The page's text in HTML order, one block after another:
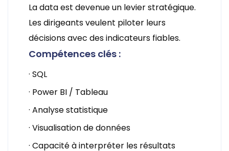
La data est devenue un levier stratégique.
Les dirigeants veulent piloter leurs
décisions avec des indicateurs fiables.
Compétences clés :
· SQL
· Power BI / Tableau
· Analyse statistique
· Visualisation de données
· Capacité à interpréter les résultats